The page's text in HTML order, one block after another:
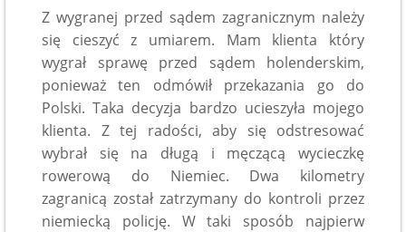
Z wygranej przed sądem zagranicznym należy
się cieszyć z umiarem. Mam klienta który
wygrał sprawę przed sądem holenderskim,
ponieważ ten odmówił przekazania go do
Polski. Taka decyzja bardzo ucieszyła mojego
klienta. Z tej radości, aby się odstresować
wybrał się na długą i męczącą wycieczkę
rowerową do Niemiec. Dwa kilometry
zagranicą został zatrzymany do kontroli przez
niemiecką policję. W taki sposób najpierw